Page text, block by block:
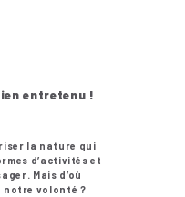
entretenu !
la nature qui
d’activités et
Mais d’où
notre volonté ?